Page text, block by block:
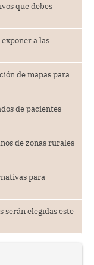
que debes
a las
de mapas para
de pacientes
de zonas rurales
para
serán elegidas este